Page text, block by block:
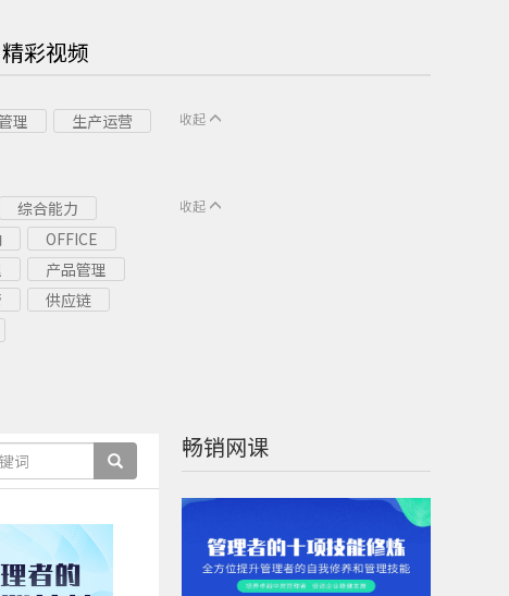
精彩视频
理
生产运营
收起
综合能力
OFFICE
产品管理
供应链
收起
畅销网课